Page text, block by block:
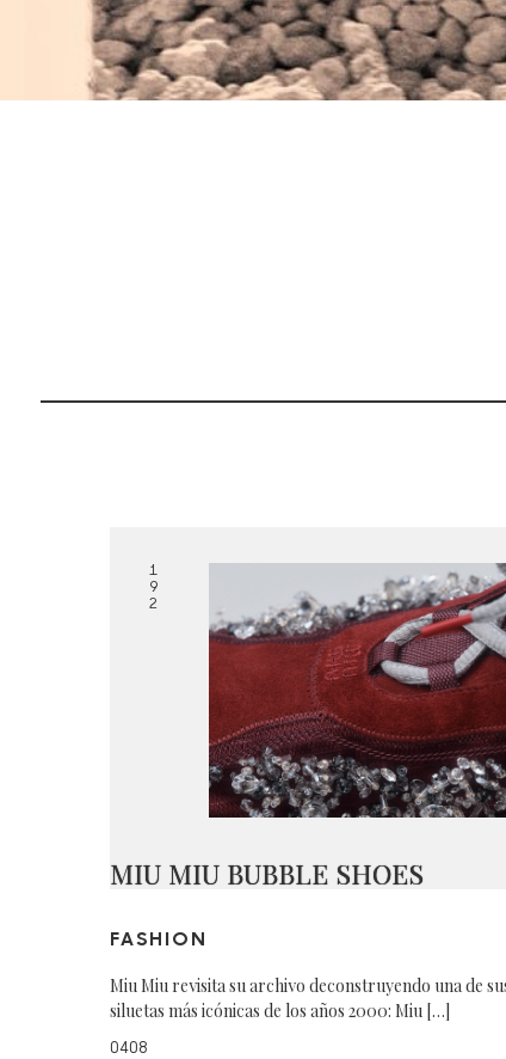
1
9
2
MIU MIU BUBBLE SHOES
FASHION
Miu Miu revisita su archivo deconstruyendo una de
siluetas más icónicas de los años 2000: Miu […]
0408